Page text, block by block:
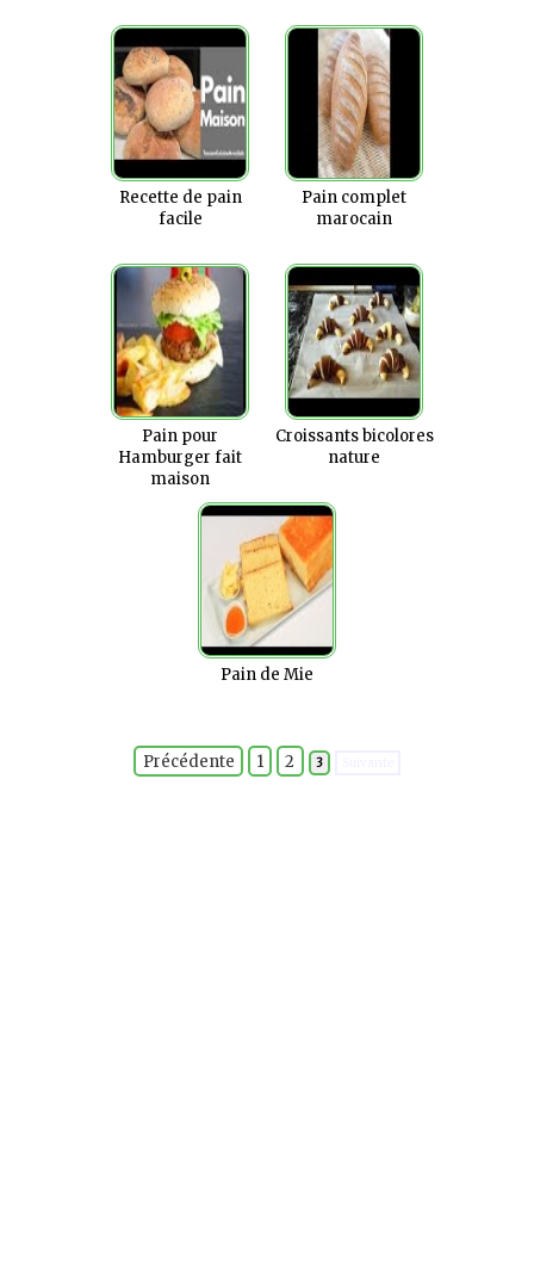
Recette de pain
facile
Pain complet
marocain
Pain pour
Hamburger fait
maison
Croissants bicolores
nature
Pain de Mie
Précédente 1 2 3